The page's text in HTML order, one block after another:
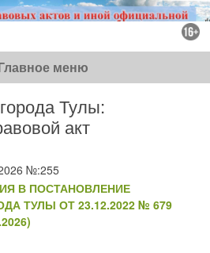
меню
Тулы:
акт
№:255
В ПОСТАНОВЛЕНИЕ
ТУЛЫ ОТ 23.12.2022 № 679